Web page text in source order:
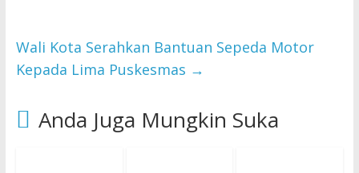
Wali Kota Serahkan Bantuan Sepeda Motor
Kepada Lima Puskesmas →
Anda Juga Mungkin Suka